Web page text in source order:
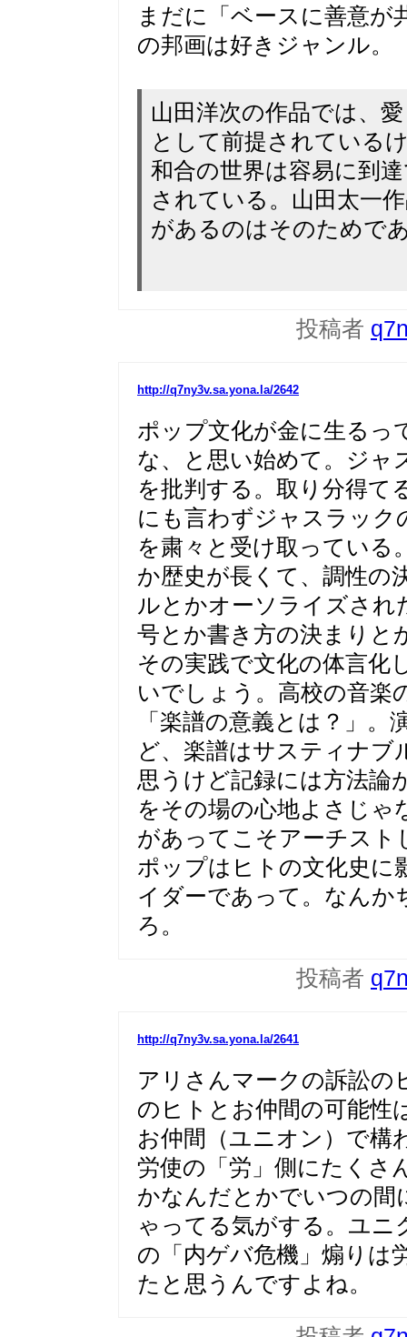
まだに「ベースに善意が
の邦画は好きジャンル。
山田洋次の作品では、
として前提されている
和合の世界は容易に到
されている。山田太一
があるのはそのためで
投稿者
http://q7ny3v.sa.yona.la/2642
ポップ文化が金に生るっ
な、と思い始めて。ジャ
を批判する。取り分得て
にも言わずジャスラック
を粛々と受け取っている
か歴史が長くて、調性の
ルとかオーソライズされ
号とか書き方の決まりと
その実践で文化の体言化
いでしょう。高校の音楽
「楽譜の意義とは？」
ど、楽譜はサスティナブ
思うけど記録には方法論
をその場の心地よさじゃ
があってこそアーチスト
ポップはヒトの文化史に
イダーであって。なん
ろ。
投稿者
http://q7ny3v.sa.yona.la/2641
アリさんマークの訴訟の
のヒトとお仲間の可能性
お仲間（ユニオン）で構
労使の「労」側にたくさ
かなんだとかでいつの間
ゃってる気がする。ユ
の「内ゲバ危機」煽りは
たと思うんですよね。